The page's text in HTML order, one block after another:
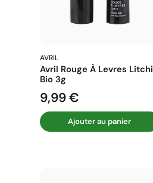
AVRIL
Avril Rouge À Levres Litchi
Bio 3g
Prix
9,99 €
Ajouter au panier